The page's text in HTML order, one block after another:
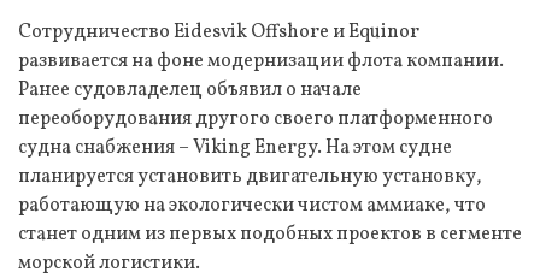
Сотрудничество Eidesvik Offshore и Equinor
развивается на фоне модернизации флота компании.
Ранее судовладелец объявил о начале
переоборудования другого своего платформенного
судна снабжения – Viking Energy. На этом судне
планируется установить двигательную установку,
работающую на экологически чистом аммиаке, что
станет одним из первых подобных проектов в сегменте
морской логистики.